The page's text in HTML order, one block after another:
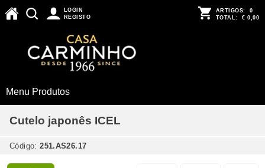
LOGIN
REGISTO
ARTIGOS: 0
TOTAL: € 0,00
Menu Produtos
Cutelo japonês ICEL
Código:251.AS26.17